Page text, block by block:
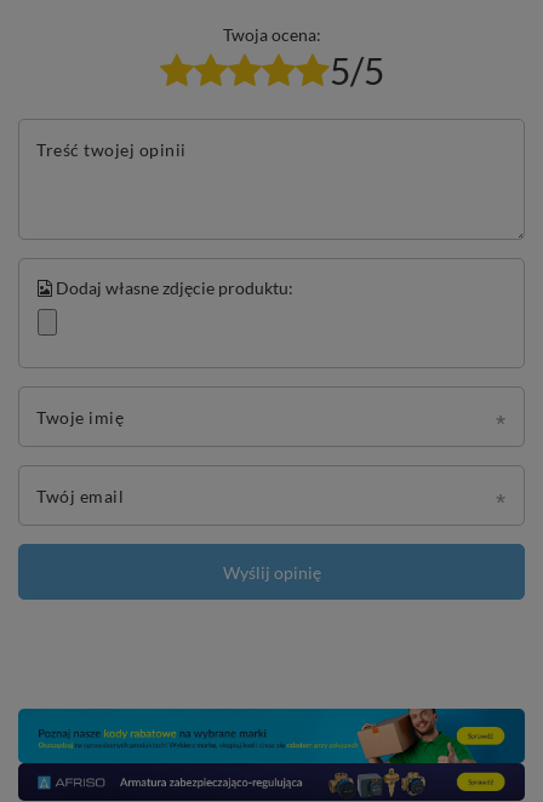
Twoja ocena:
5/5
Treść twojej opinii
Dodaj własne zdjęcie produktu:
Twoje imię
Twój email
Wyślij opinię